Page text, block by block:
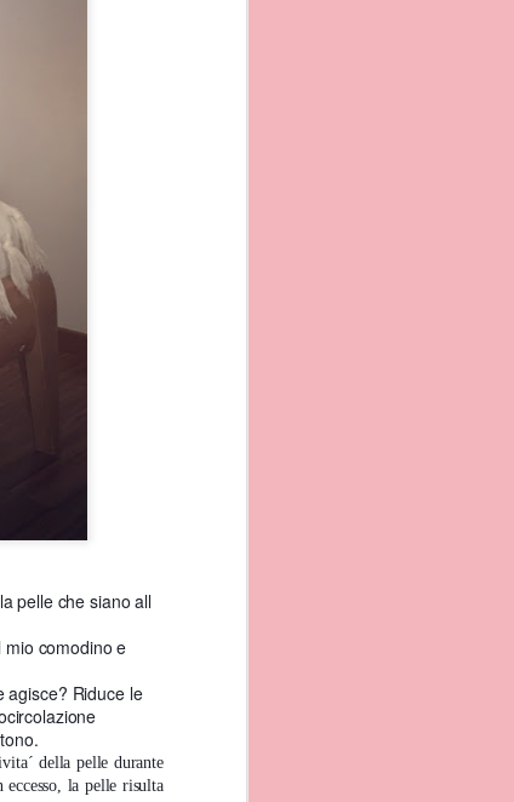
pelle che siano all
comodino e
agisce? Riduce le
della pelle durante
la pelle risulta
il corredo
..
giunta al porto di
sono cristalline